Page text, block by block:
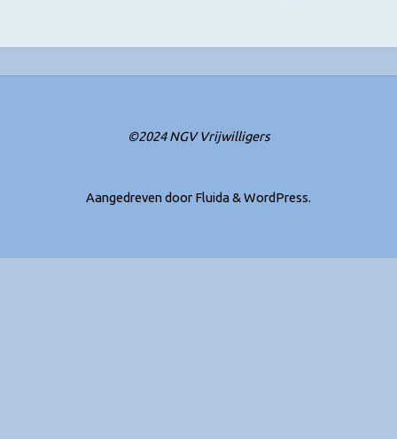
©2024 NGV Vrijwilligers
Aangedreven door Fluida& WordPress.